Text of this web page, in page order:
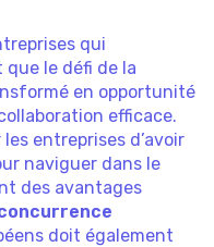
qui
le défi de la
en opportunité
efficace.
entreprises d’avoir
naviguer dans le
des avantages
doit également